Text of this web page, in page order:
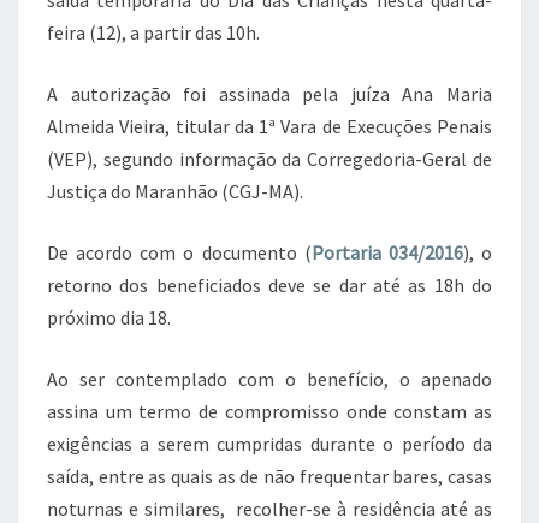
feira (12), a partir das 10h.
A autorização foi assinada pela juíza Ana Maria
Almeida Vieira, titular da 1ª Vara de Execuções Penais
(VEP), segundo informação da Corregedoria-Geral de
Justiça do Maranhão (CGJ-MA).
De acordo com o documento (Portaria 034/2016), o
retorno dos beneficiados deve se dar até as 18h do
próximo dia 18.
Ao ser contemplado com o benefício, o apenado
assina um termo de compromisso onde constam as
exigências a serem cumpridas durante o período da
saída, entre as quais as de não frequentar bares, casas
noturnas e similares, recolher-se à residência até as